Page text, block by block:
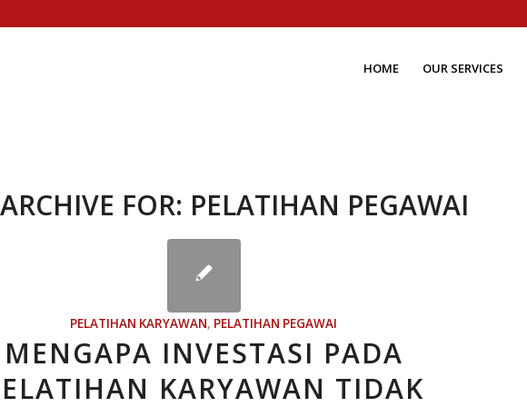
HOME OUR SERVICES
FOR: PELATIHAN PEGAWAI
PELATIHAN KARYAWAN, PELATIHAN PEGAWAI
MENGAPA INVESTASI PADA
KARYAWAN TIDAK